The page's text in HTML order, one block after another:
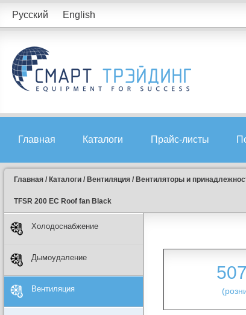
Русский English
Главная Каталоги Прайс-листы
Главная / Каталоги / Вентиляция / Вентиляторы и
TFSR 200 EC Roof fan Black
Холодоснабжение
Дымоудаление
Вентиляция